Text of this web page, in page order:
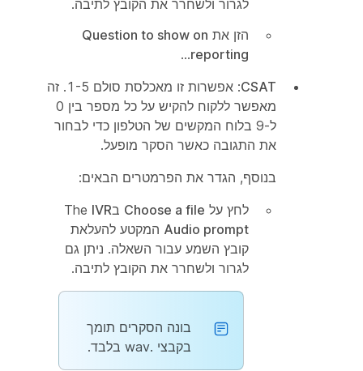
לגרור ולשחרר את הקובץ לתיבה.
הזן את Question to show on
reporting
...
CSAT
: אפשרות זו מאכלסת סולם 1-5. זה
מאפשר ללקוח להקיש על כל מספר בין 0
ל-9 בלוח המקשים של הטלפון כדי לבחור
את התגובה כאשר הסקר מופעל.
בנוסף, הגדר את הפרמטרים הבאים:
לחץ על Choose a file בTheIVR
Audio prompt המקטע להעלאת
קובץ השמע עבור השאלה. ניתן גם
לגרור ולשחרר את הקובץ לתיבה.
בונה הסקרים תומך
בקבצי .wav בלבד.